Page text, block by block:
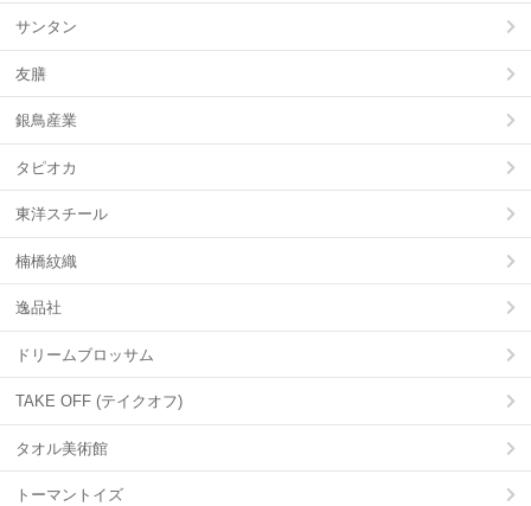
サンタン
友膳
銀鳥産業
タピオカ
東洋スチール
楠橋紋織
逸品社
ドリームブロッサム
TAKE OFF (テイクオフ)
タオル美術館
トーマントイズ